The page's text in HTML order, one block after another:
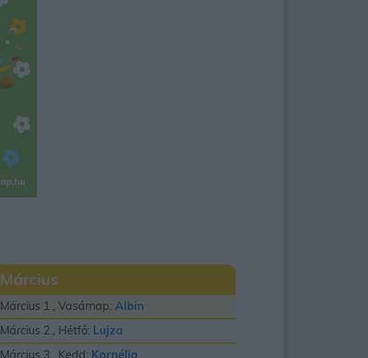
Március
Március 1., Vasárnap:Albin
Március 2., Hétfő: Lujza
Március 3., Kedd: Kornélia